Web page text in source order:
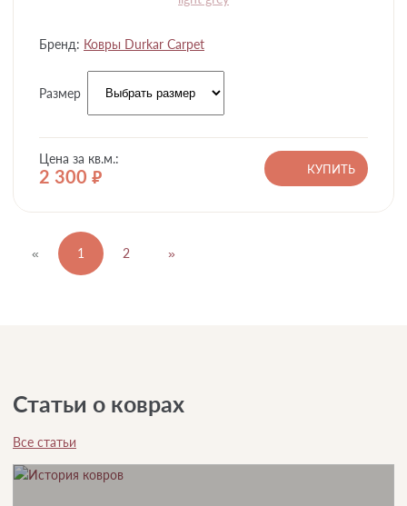
Бренд: Ковры Durkar Carpet
Размер
Цена за кв.м.:
2 300 руб.
КУПИТЬ
« 1 2 »
Статьи о коврах
Все статьи